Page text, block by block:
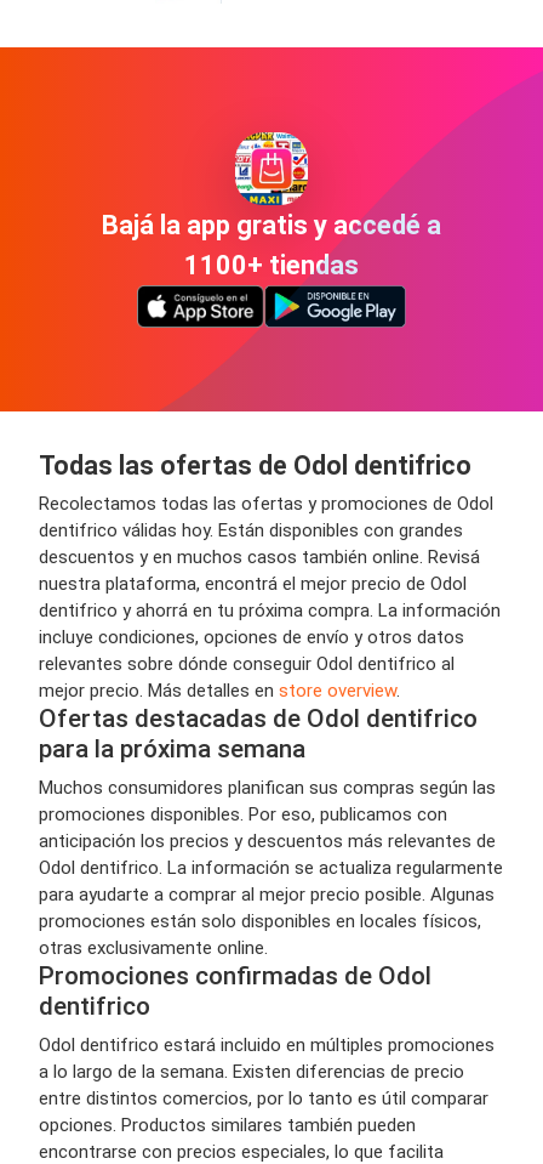
Bajá la app gratis y accedé a
1100+ tiendas
Todas las ofertas de Odol dentifrico
Recolectamos todas las ofertas y promociones de Odol
dentifrico válidas hoy. Están disponibles con grandes
descuentos y en muchos casos también online. Revisá
nuestra plataforma, encontrá el mejor precio de Odol
dentifrico y ahorrá en tu próxima compra. La información
incluye condiciones, opciones de envío y otros datos
relevantes sobre dónde conseguir Odol dentifrico al
mejor precio. Más detalles en store overview.
Ofertas destacadas de Odol dentifrico
para la próxima semana
Muchos consumidores planifican sus compras según las
promociones disponibles. Por eso, publicamos con
anticipación los precios y descuentos más relevantes de
Odol dentifrico. La información se actualiza regularmente
para ayudarte a comprar al mejor precio posible. Algunas
promociones están solo disponibles en locales físicos,
otras exclusivamente online.
Promociones confirmadas de Odol
dentifrico
Odol dentifrico estará incluido en múltiples promociones
a lo largo de la semana. Existen diferencias de precio
entre distintos comercios, por lo tanto es útil comparar
opciones. Productos similares también pueden
encontrarse con precios especiales, lo que facilita